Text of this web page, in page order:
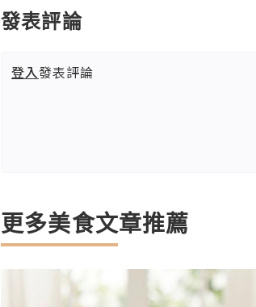
發表評論
登入發表評論
更多美食文章推薦